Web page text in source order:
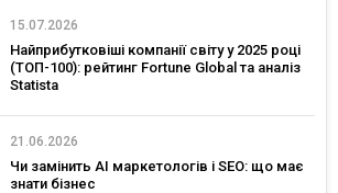
15.07.2026
Найприбутковіші компанії світу у 2025 році
(ТОП-100): рейтинг Fortune Global та аналіз
Statista
21.06.2026
Чи замінить AI маркетологів і SEO: що має
знати бізнес